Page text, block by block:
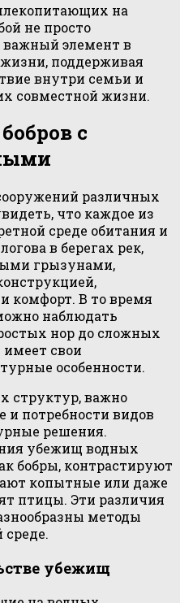
на
не просто
элемент в
поддерживая
внутри семьи и
совместной жизни.
с
различных
что каждое из
среде обитания и
в берегах рек,
грызунами,
комфорт. В то время
наблюдать
нор до сложных
имеет свои
особенности.
структур, важно
и потребности видов
решения.
убежищ водных
бобры, контрастируют
копытные или даже
птицы. Эти различия
методы
убежищ